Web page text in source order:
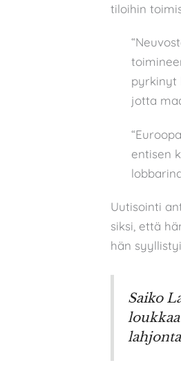
tiloihin
pyrkinyt
jotta
entisen
Uutisointi
siksi, että
hän
Saiko